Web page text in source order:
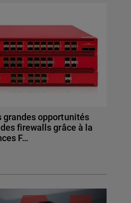
grandes opportunités
firewalls grâce à la
F…